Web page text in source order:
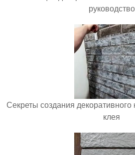
руководство
Секреты создания декоративного
клея